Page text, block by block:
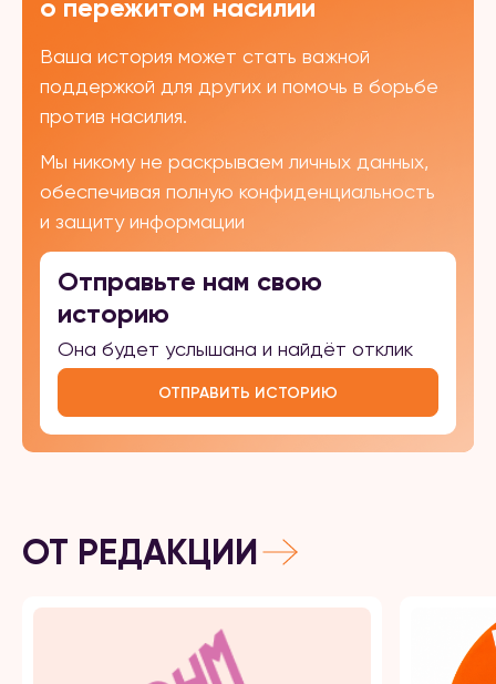
о пережитом насилии
Ваша история может стать важной
поддержкой для других и помочь в борьбе
против насилия.
Мы никому не раскрываем личных данных,
обеспечивая полную конфиденциальность
и защиту информации
Отправьте нам свою
историю
Она будет услышана и найдёт отклик
ОТПРАВИТЬ ИСТОРИЮ
ОТ РЕДАКЦИИ